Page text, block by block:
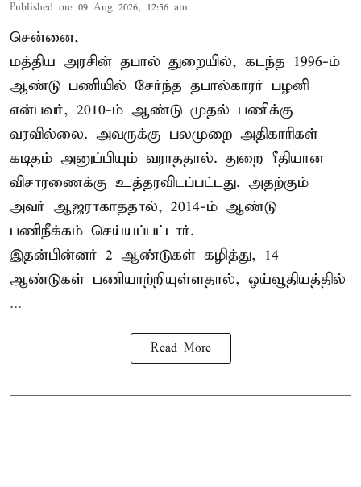
Published on: 09 Aug 2026, 12:56 am
சென்னை,
மத்திய அரசின் தபால் துறையில், கடந்த 1996-ம்
ஆண்டு பணியில் சேர்ந்த தபால்காரர் பழனி
என்பவர், 2010-ம் ஆண்டு முதல் பணிக்கு
வரவில்லை. அவருக்கு பலமுறை அதிகாரிகள்
கடிதம் அனுப்பியும் வராததால். துறை ரீதியான
விசாரணைக்கு உத்தரவிடப்பட்டது. அதற்கும்
அவர் ஆஜராகாததால், 2014-ம் ஆண்டு
பணிநீக்கம் செய்யப்பட்டார்.
இதன்பின்னர் 2 ஆண்டுகள் கழித்து, 14
ஆண்டுகள் பணியாற்றியுள்ளதால், ஓய்வூதியத்தில்
...
Read More